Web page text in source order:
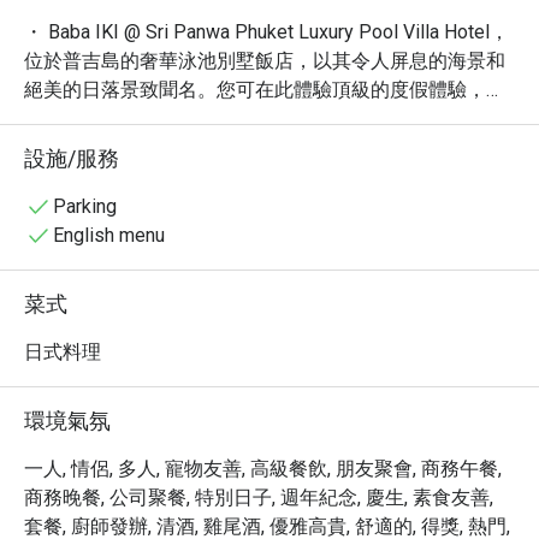
・ Baba IKI @ Sri Panwa Phuket Luxury Pool Villa Hotel，
位於普吉島的奢華泳池別墅飯店，以其令人屏息的海景和
絕美的日落景致聞名。您可在此體驗頂級的度假體驗，享
受無與倫比的寧靜與放鬆。
・ 這裡不僅提供無可挑剔的住宿，更匯聚了令人驚豔的美
食，讓您的味蕾也跟著一同旅行。體驗五星級的享受，感
受渡假村的悠閒氛圍，這裡更是捕捉美麗瞬間與海景的絕
佳地點。
您在 Baba IKI @ Sri Panwa Phuket Luxury Pool Villa Hotel
體驗極致的奢華與美味，創造難忘的回憶。
設施/服務
Parking
English menu
菜式
日式料理
環境氣氛
一人, 情侶, 多人, 寵物友善, 高級餐飲, 朋友聚會, 商務午餐,
商務晚餐, 公司聚餐, 特別日子, 週年紀念, 慶生, 素食友善,
套餐, 廚師發辦, 清酒, 雞尾酒, 優雅高貴, 舒適的, 得獎, 熱門,